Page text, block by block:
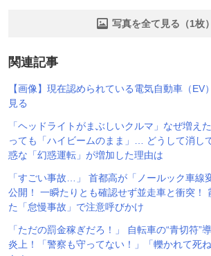
写真を全て見る（1枚）
関連記事
【画像】現在認められている電気自動車（EV
見る
「ヘッドライトがまぶしいクルマ」なぜ増え
っても「ハイビームのまま」… どうして消し
惑な「幻惑運転」が増加した理由は
「すごい事故…」 首都高が「ノールック車線
公開！ 一瞬たりとも確認せず並走車と衝突！
た「怠慢事故」で注意呼びかけ
「ただの罰金稼ぎだろ！」 自転車の“青切符”
炎上！「警察も守ってない！」「轢かれて死